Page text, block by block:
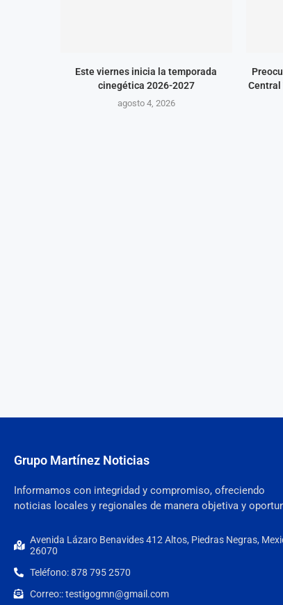
Este viernes inicia la temporada
cinegética 2026-2027
agosto 4, 2026
Central
Grupo Martínez Noticias
Informamos con integridad y compromiso, ofreciendo
noticias locales y regionales de manera objetiva y
Avenida Lázaro Benavides 412 Altos, Piedras Negras,
26070
Teléfono: 878 795 2570
Correo:: testigogmn@gmail.com